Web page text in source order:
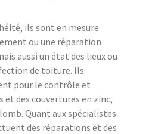
ils sont en mesure
ou une réparation
aussi un état des lieux ou
de toiture. Ils
pour le contrôle et
des couvertures en zinc,
Quant aux spécialistes
des réparations et des